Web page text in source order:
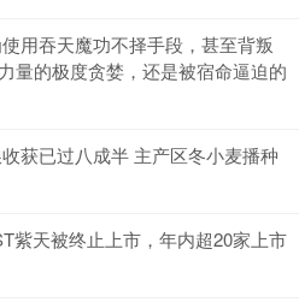
用吞天魔功不择手段，甚至背叛
量的极度贪婪，还是被宿命逼迫的
获已过八成半 主产区冬小麦播种
紫天被终止上市，年内超20家上市